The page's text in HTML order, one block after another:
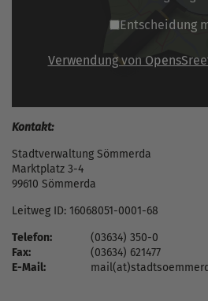
Entscheidung
Verwendung von
Kontakt:
Stadtverwaltung Sömmerda
Marktplatz 3-4
99610 Sömmerda
Leitweg ID: 16068051-0001-68
Telefon:
(03634) 350-0
Fax:
(03634) 621477
E-Mail: